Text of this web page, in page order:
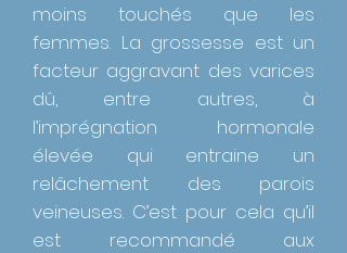
moins touchés que les
femmes. La grossesse est un
facteur aggravant des varices
dû, entre autres, à
l’imprégnation hormonale
élevée qui entraine un
relâchement des parois
veineuses. C’est pour cela qu’il
est recommandé aux